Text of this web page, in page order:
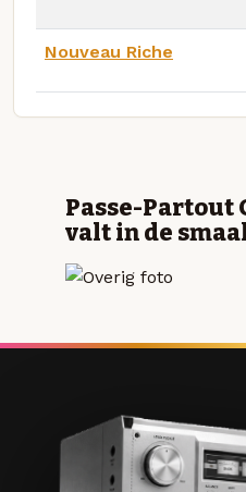
Nouveau Riche
Passe-Partout
valt in de